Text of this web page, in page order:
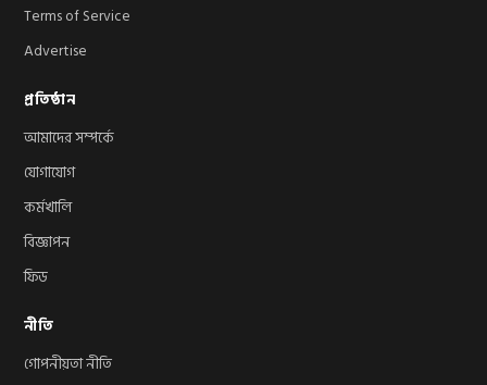
Terms of Service
Advertise
প্রতিষ্ঠান
আমাদের সম্পর্কে
যোগাযোগ
কর্মখালি
বিজ্ঞাপন
ফিড
নীতি
গোপনীয়তা নীতি